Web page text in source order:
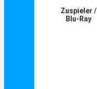
Zuspieler /
Blu-Ray